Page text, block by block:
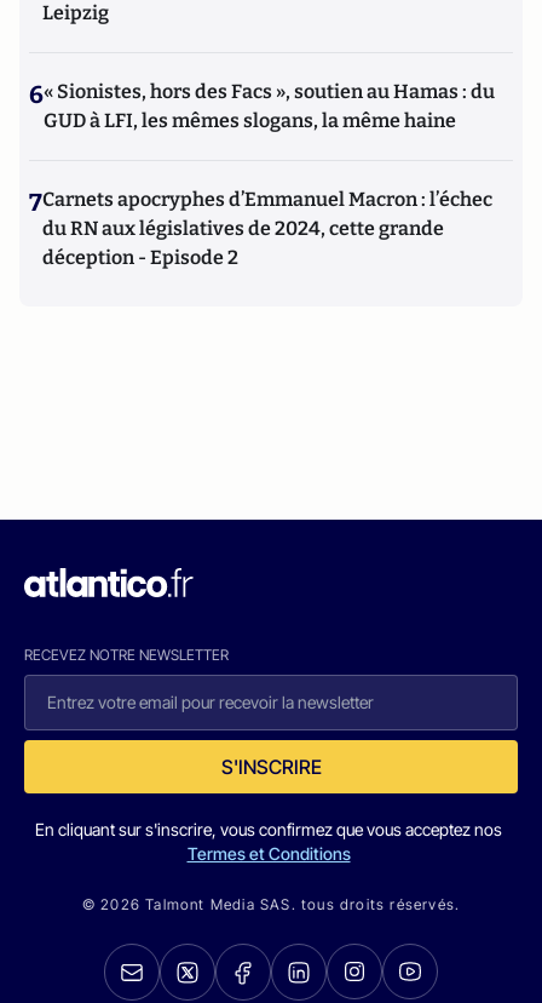
Leipzig
6« Sionistes, hors des Facs », soutien au Hamas : du
GUD à LFI, les mêmes slogans, la même haine
7Carnets apocryphes d’Emmanuel Macron : l’échec
du RN aux législatives de 2024, cette grande
déception - Episode 2
RECEVEZ NOTRE NEWSLETTER
S'INSCRIRE
En cliquant sur s'inscrire, vous confirmez que vous acceptez nos
Termes et Conditions
© 2026 Talmont Media SAS. tous droits réservés.